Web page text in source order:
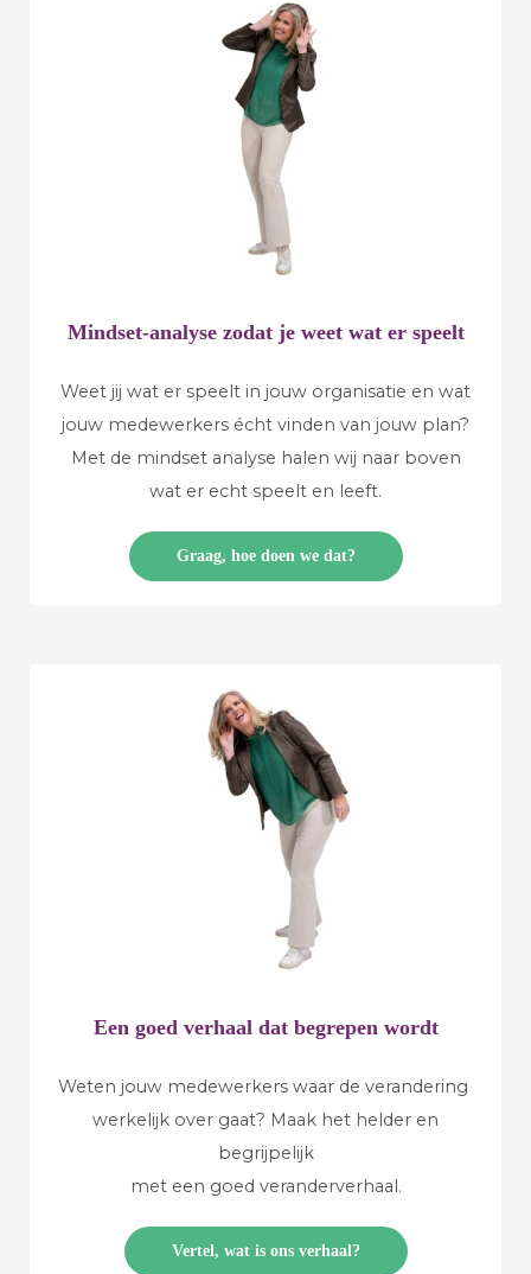
Mindset-analyse zodat je weet wat er speelt
Weet jij wat er speelt in jouw organisatie en wat
jouw medewerkers écht vinden van jouw plan?
Met de mindset analyse halen wij naar boven
wat er echt speelt en leeft.
Graag, hoe doen we dat?
Een goed verhaal dat begrepen wordt
Weten jouw medewerkers waar de verandering
werkelijk over gaat? Maak het helder en
begrijpelijk
met een goed veranderverhaal.
Vertel, wat is ons verhaal?